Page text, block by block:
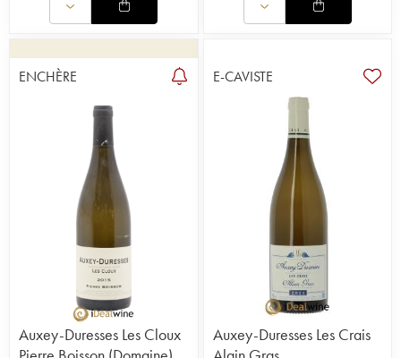
ENCHÈRE
Auxey-Duresses Les Cloux
E-CAVISTE
Auxey-Duresses Les Crais